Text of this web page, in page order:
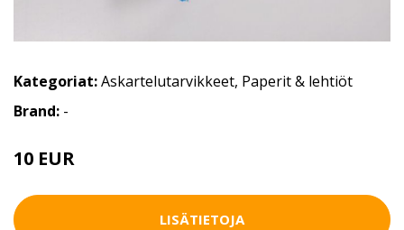
Kategoriat:Askartelutarvikkeet, Paperit & lehtiöt
Brand: -
10 EUR
LISÄTIETOJA